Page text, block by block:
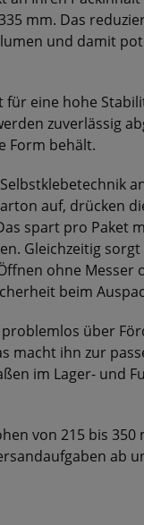
335 mm. Das
und damit
für eine hohe
zuverlässig
Form behält.
auf, drücken
spart pro Paket
Gleichzeitig sorgt
ohne Messer
beim
über
macht ihn zur
im Lager- und
von 215 bis 350
ab